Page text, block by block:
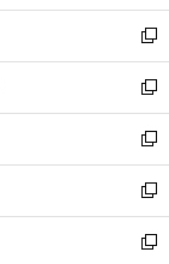
ウ
で
開
く
ン
ド
ウ
で
開
く
新
し
い
ウ
ィ
ン
ド
ウ
で
新
し
い
ウ
ィ
ン
ド
新
し
い
ウ
ィ
新
し
い
新